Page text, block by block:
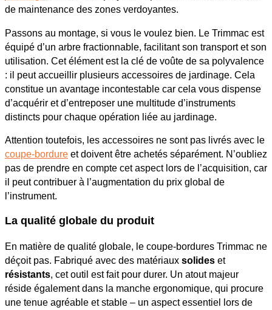
de maintenance des zones verdoyantes.
Passons au montage, si vous le voulez bien. Le Trimmac est
équipé d’un arbre fractionnable, facilitant son transport et son
utilisation. Cet élément est la clé de voûte de sa polyvalence
: il peut accueillir plusieurs accessoires de jardinage. Cela
constitue un avantage incontestable car cela vous dispense
d’acquérir et d’entreposer une multitude d’instruments
distincts pour chaque opération liée au jardinage.
Attention toutefois, les accessoires ne sont pas livrés avec le
coupe-bordure et doivent être achetés séparément. N’oubliez
pas de prendre en compte cet aspect lors de l’acquisition, car
il peut contribuer à l’augmentation du prix global de
l’instrument.
La qualité globale du produit
En matière de qualité globale, le coupe-bordures Trimmac ne
déçoit pas. Fabriqué avec des matériaux solides et
résistants, cet outil est fait pour durer. Un atout majeur
réside également dans la manche ergonomique, qui procure
une tenue agréable et stable – un aspect essentiel lors de